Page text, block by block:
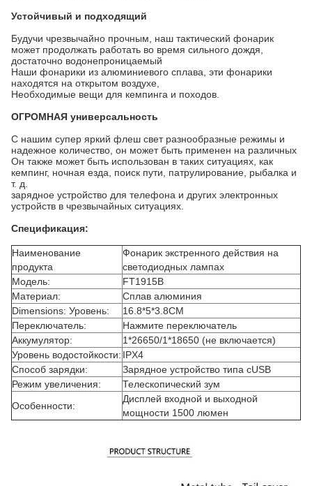
Устойчивый и подходящий
Будучи чрезвычайно прочным, наш тактический фонарик
может продолжать работать во время сильного дождя,
достаточно водонепроницаемый
Наши фонарики из алюминиевого сплава, эти фонарики
находятся на открытом воздухе,
Необходимые вещи для кемпинга и походов.
ОГРОМНАЯ универсальность
С нашим супер яркий флеш свет разнообразные режимы и
надежное количество, он может быть применен на различных
Он также может быть использован в таких ситуациях, как
кемпинг, ночная езда, поиск пути, патрулирование, рыбалка и
т. д.
зарядное устройство для телефона и других электронных
устройств в чрезвычайных ситуациях.
Спецификация:
Наименование
продукта
Фонарик экстренного действия на
светодиодных лампах
Модель:
FT1915B
Материал:
Сплав алюминия
Dimensions: Уровень:
16.8*5*3.8CM
Переключатель:
Нажмите переключатель
Аккумулятор:
1*26650/1*18650 (не включается)
Уровень водостойкости: IPX4
Способ зарядки:
Зарядное устройство типа cUSB
Режим увеличения:
Телескопический зум
Особенности:
Дисплей входной и выходной
мощности 1500 люмен